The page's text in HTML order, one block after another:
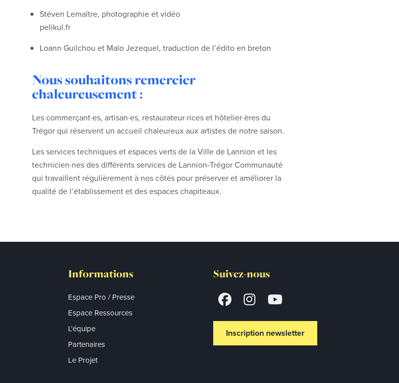
Stéven Lemaître, photographie et vidéo
pelikul.fr
Loann Guilchou et Malo Jezequel, traduction de l’édito en breton
Nous souhaitons remercier
chaleureusement :
Les commerçant·es, artisan·es, restaurateur·rices et hôtelier·ères du
Trégor qui réservent un accueil chaleureux aux artistes de notre saison.
Les services techniques et espaces verts de la Ville de Lannion et les
technicien·nes des différents services de Lannion-Trégor Communauté
qui travaillent régulièrement à nos côtés pour préserver et améliorer la
qualité de l’établissement et des espaces chapiteaux.
Informations
Espace Pro / Presse
Espace Ressources
L'équipe
Partenaires
Le Projet
Suivez-nous
Inscription newsletter